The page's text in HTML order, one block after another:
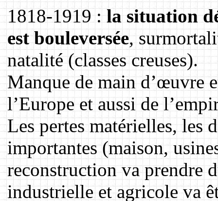
1818-1919 :la situation
est bouleversée,
natalité (classes creuses).
Manque de main d’œuvre
l’Europe et aussi de
Les pertes matérielles, les
importantes (maison,
reconstruction va prendre
industrielle et agricole va